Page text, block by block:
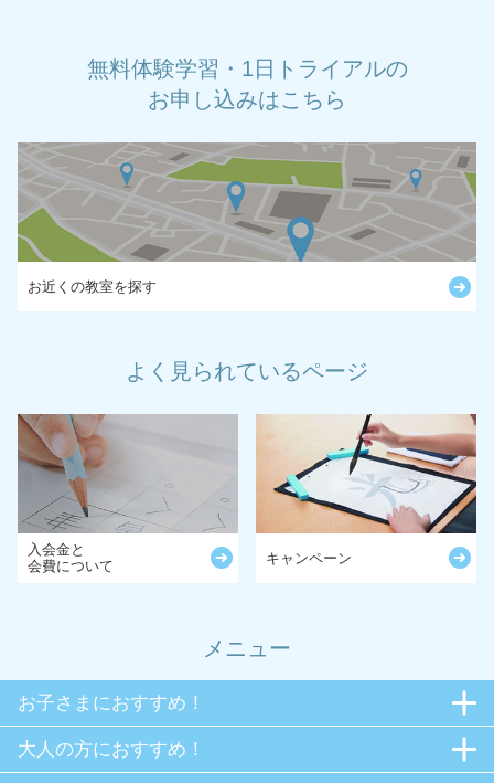
無料体験学習・1日トライアルの
お申し込みはこちら
お近くの教室を探す
よく見られているページ
入会金と
会費について
キャンペーン
メニュー
お子さまにおすすめ！
大人の方におすすめ！